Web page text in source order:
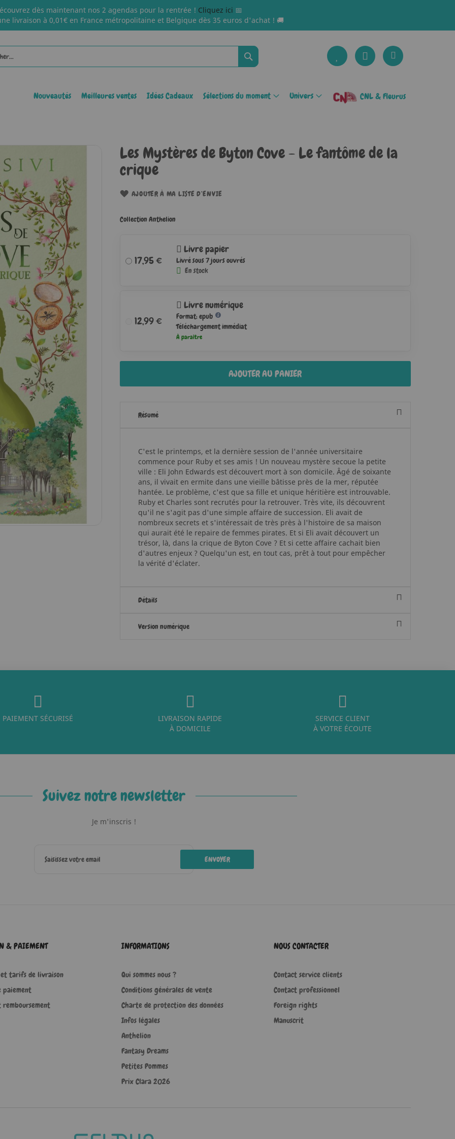
dès maintenant nos 2 agendas pour la rentrée ! Cliquez ici 📅
livraison à 0,01€ en France métropolitaine et Belgique dès 35 euros d'achat ! 🚚
Rechercher
Nouveautés Meilleures ventes Idées Cadeaux Sélections du moment Univers CNL & Fleurus
Les Mystères de Byton Cove - Le fantôme de la
crique
AJOUTER À MA LISTE D’ENVIE
Collection Anthelion
17,95 €
Livre papier
Livré sous 7 jours ouvrés
En stock
12,99 €
Livre numérique
Format: epub
Téléchargement immédiat
À paraître
AJOUTER AU PANIER
Résumé
C'est le printemps, et la dernière session de l'année universitaire
commence pour Ruby et ses amis ! Un nouveau mystère secoue la petite
ville : Eli John Edwards est découvert mort à son domicile. Âgé de soixante
ans, il vivait en ermite dans une vieille bâtisse près de la mer, réputée
hantée. Le problème, c'est que sa fille et unique héritière est introuvable.
Ruby et Charles sont recrutés pour la retrouver. Très vite, ils découvrent
qu'il ne s'agit pas d'une simple affaire de succession. Eli avait de
nombreux secrets et s'intéressait de très près à l'histoire de sa maison
qui aurait été le repaire de femmes pirates. Et si Eli avait découvert un
trésor, là, dans la crique de Byton Cove ? Et si cette affaire cachait bien
d'autres enjeux ? Quelqu'un est, en tout cas, prêt à tout pour empêcher
la vérité d'éclater.
Détails
Version numérique
PAIEMENT SÉCURISÉ
LIVRAISON RAPIDE
À DOMICILE
SERVICE CLIENT
À VOTRE ÉCOUTE
Suivez notre newsletter
Je m'inscris !
ENVOYER
& PAIEMENT
et tarifs de livraison
paiement
remboursement
INFORMATIONS
Qui sommes nous ?
Conditions générales de vente
Charte de protection des données
Infos légales
Anthelion
Fantasy Dreams
Petites Pommes
Prix Clara 2026
NOUS CONTACTER
Contact service clients
Contact professionnel
Foreign rights
Manuscrit